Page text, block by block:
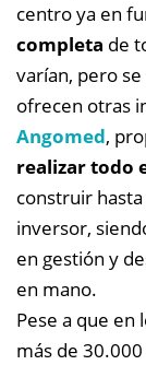
centro ya en
completa de
varían, pero
ofrecen otras
Angomed,
realizar todo
construir
inversor,
en gestión y
en mano.
Pese a que en
más de